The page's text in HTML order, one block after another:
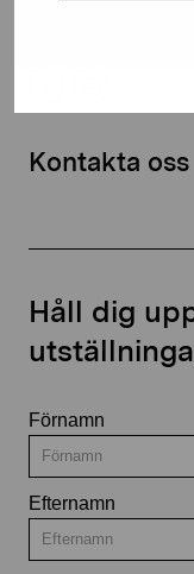
Kontakta oss
Håll dig
Förnamn
Efternamn